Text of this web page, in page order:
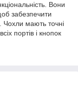
Вони
забезпечити
Чохли мають точні
портів і кнопок
вашому